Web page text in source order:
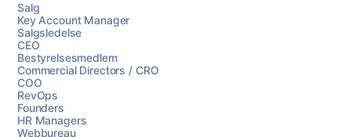
Salg
Key Account Manager
Salgsledelse
CEO
Bestyrelsesmedlem
Commercial Directors / CRO
COO
RevOps
Founders
HR Managers
Webbureau